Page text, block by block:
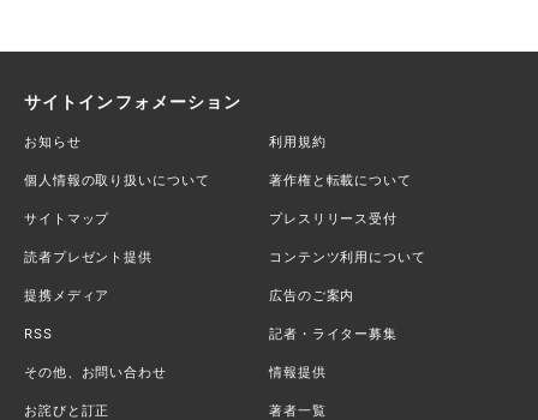
サイトインフォメーション
お知らせ 利用規約
個人情報の取り扱いについて 著作権と転載について
サイトマップ プレスリリース受付
読者プレゼント提供 コンテンツ利用について
提携メディア 広告のご案内
RSS 記者・ライター募集
その他、お問い合わせ 情報提供
お詫びと訂正 著者一覧